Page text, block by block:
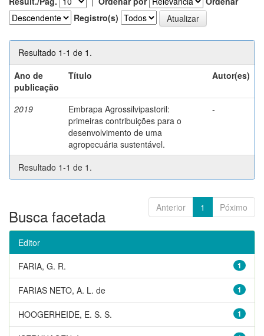
Registro(s)
Resultado 1-1 de 1.
Ano de
publicação
Título Autor(es)
2019
Embrapa Agrossilvipastoril:
primeiras contribuições para o
desenvolvimento de uma
agropecuária sustentável.
-
Resultado 1-1 de 1.
Anterior 1 Póximo
Busca facetada
Editor
1
FARIA, G. R.
1
FARIAS NETO, A. L. de
1
HOOGERHEIDE, E. S. S.